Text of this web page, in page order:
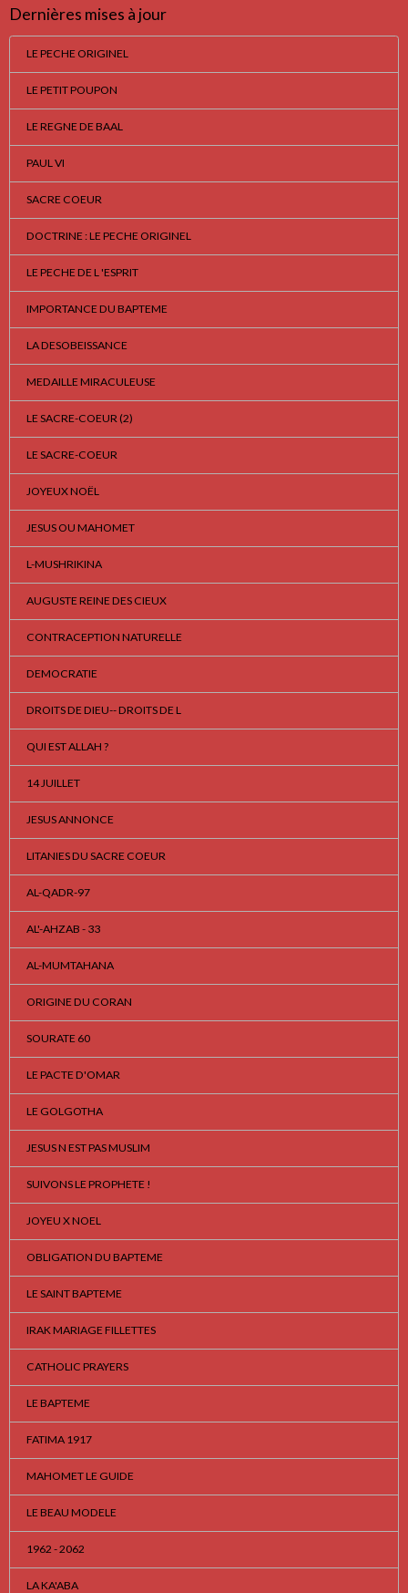
Dernières mises à jour
LE PECHE ORIGINEL
LE PETIT POUPON
LE REGNE DE BAAL
PAUL VI
SACRE COEUR
DOCTRINE : LE PECHE ORIGINEL
LE PECHE DE L 'ESPRIT
IMPORTANCE DU BAPTEME
LA DESOBEISSANCE
MEDAILLE MIRACULEUSE
LE SACRE-COEUR (2)
LE SACRE-COEUR
JOYEUX NOËL
JESUS OU MAHOMET
L-MUSHRIKINA
AUGUSTE REINE DES CIEUX
CONTRACEPTION NATURELLE
DEMOCRATIE
DROITS DE DIEU-- DROITS DE L
QUI EST ALLAH ?
14 JUILLET
JESUS ANNONCE
LITANIES DU SACRE COEUR
AL-QADR-97
AL'-AHZAB - 33
AL-MUMTAHANA
ORIGINE DU CORAN
SOURATE 60
LE PACTE D'OMAR
LE GOLGOTHA
JESUS N EST PAS MUSLIM
SUIVONS LE PROPHETE !
JOYEU X NOEL
OBLIGATION DU BAPTEME
LE SAINT BAPTEME
IRAK MARIAGE FILLETTES
CATHOLIC PRAYERS
LE BAPTEME
FATIMA 1917
MAHOMET LE GUIDE
LE BEAU MODELE
1962 - 2062
LA KA'ABA